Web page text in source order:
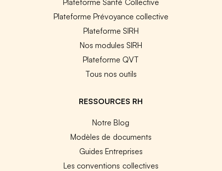
Plateforme Prévoyance collective
Plateforme SIRH
Nos modules SIRH
Plateforme QVT
Tous nos outils
RESSOURCES RH
Notre Blog
Modèles de documents
Guides Entreprises
Les conventions collectives